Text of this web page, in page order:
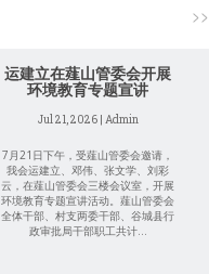
>>
运建立在薤山管委会开展
环境教育专题宣讲
Jul 21, 2026 | Admin
7月21日下午，受薤山管委会邀请，
我会运建立、邓伟、张文学、刘彩
云，在薤山管委会三楼会议室，开展
环境教育专题宣讲活动。薤山管委会
全体干部、村支两委干部、谷城县行
政审批局干部职工共计...